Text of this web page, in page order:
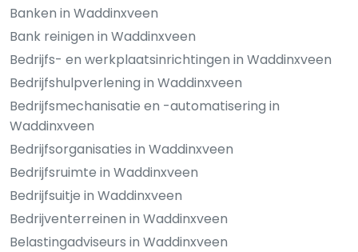
Banken in Waddinxveen
Bank reinigen in Waddinxveen
Bedrijfs- en werkplaatsinrichtingen in Waddinxveen
Bedrijfshulpverlening in Waddinxveen
Bedrijfsmechanisatie en -automatisering in
Waddinxveen
Bedrijfsorganisaties in Waddinxveen
Bedrijfsruimte in Waddinxveen
Bedrijfsuitje in Waddinxveen
Bedrijventerreinen in Waddinxveen
Belastingadviseurs in Waddinxveen